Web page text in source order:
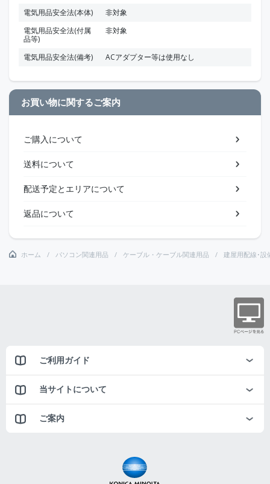
電気用品安全法(本体)
非対象
電気用品安全法(付属
品等)
非対象
電気用品安全法(備考) ACアダプター等は使用なし
お買い物に関するご案内
ご購入について
送料について
配送予定とエリアについて
返品について
ホーム パソコン関連用品 ケーブル・ケーブル関連用品 建屋用配線･設
ご利用ガイド
当サイトについて
ご案内